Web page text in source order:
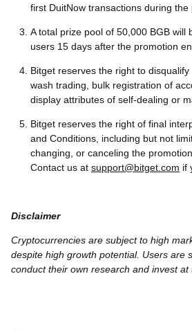
first DuitNow transactions during
A total prize pool of 50,000 BGB will
users 15 days after the promotion
Bitget reserves the right to
wash trading, bulk registration of
display attributes of self-dealing or
Bitget reserves the right of final
and Conditions, including but not
changing, or canceling the
Contact us at support@bitget.com if
Disclaimer
Cryptocurrencies are subject to high
despite high growth potential. Users are
conduct their own research and invest at